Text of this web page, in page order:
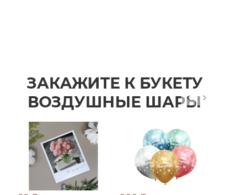
ЗАКАЖИТЕ К БУКЕТУ
ВОЗДУШНЫЕ ШАРЫ